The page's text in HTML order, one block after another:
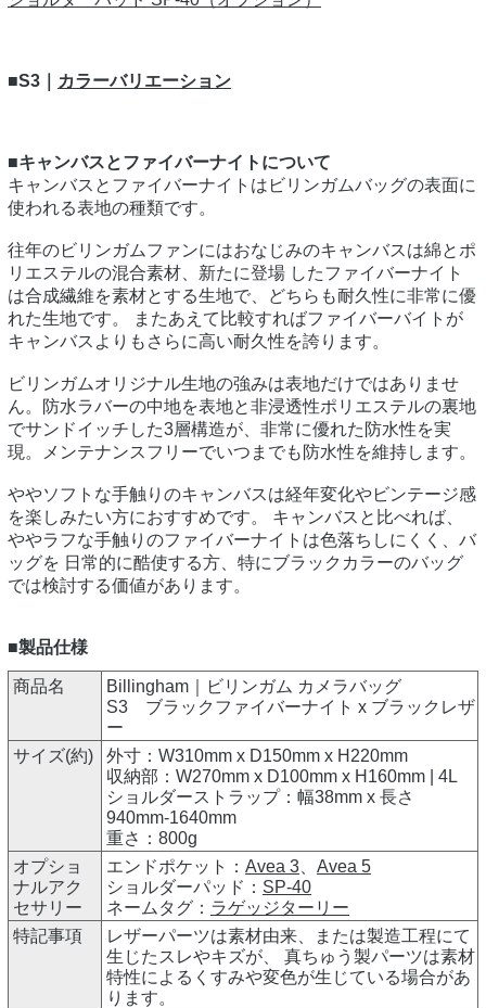
■S3｜ カラーバリエーション
■キャンバスとファイバーナイトについて
キャンバスとファイバーナイトはビリンガムバッグの表面に
使われる表地の種類です。
往年のビリンガムファンにはおなじみのキャンバスは綿とポ
リエステルの混合素材、新たに登場 したファイバーナイト
は合成繊維を素材とする生地で、どちらも耐久性に非常に優
れた生地です。 またあえて比較すればファイバーバイトが
キャンバスよりもさらに高い耐久性を誇ります。
ビリンガムオリジナル生地の強みは表地だけではありませ
ん。防水ラバーの中地を表地と非浸透性ポリエステルの裏地
でサンドイッチした3層構造が、非常に優れた防水性を実
現。メンテナンスフリーでいつまでも防水性を維持します。
ややソフトな手触りのキャンバスは経年変化やビンテージ感
を楽しみたい方におすすめです。 キャンバスと比べれば、
ややラフな手触りのファイバーナイトは色落ちしにくく、バ
ッグを 日常的に酷使する方、特にブラックカラーのバッグ
では検討する価値があります。
■製品仕様
商品名
Billingham｜ビリンガム カメラバッグ
S3 ブラックファイバーナイト x ブラックレザ
ー
サイズ(約)
外寸：W310mm x D150mm x H220mm
収納部：W270mm x D100mm x H160mm | 4L
ショルダーストラップ：幅38mm x 長さ
940mm-1640mm
重さ：800g
オプショ
ナルアク
セサリー
エンドポケット： Avea 3
Avea 5
ショルダーパッド： SP-40
ネームタグ： ラゲッジターリー
特記事項
レザーパーツは素材由来、または製造工程にて
生じたスレやキズが、 真ちゅう製パーツは素材
特性によるくすみや変色が生じている場合があ
ります。